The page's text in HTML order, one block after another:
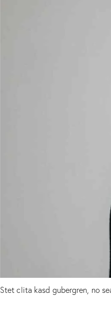
Stet clita kasd gubergren, no